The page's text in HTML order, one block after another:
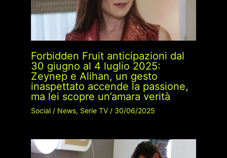
Forbidden Fruit anticipazioni dal
30 giugno al 4 luglio 2025:
Zeynep e Alihan, un gesto
inaspettato accende la passione,
ma lei scopre un’amara verità
Social/ News, Serie TV/ 30/06/2025